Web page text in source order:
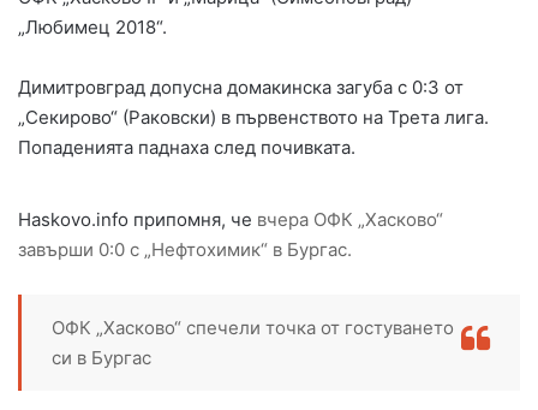
„Любимец 2018“.
Димитровград допусна домакинска загуба с 0:3 от
„Секирово“ (Раковски) в първенството на Трета лига.
Попаденията паднаха след почивката.
Haskovo.info припомня, че вчера ОФК „Хасково“
завърши 0:0 с „Нефтохимик“ в Бургас.
ОФК „Хасково“ спечели точка от гостуването
си в Бургас